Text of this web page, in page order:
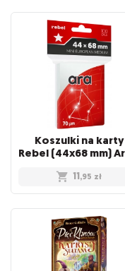
Koszulki na karty
11,95 zł